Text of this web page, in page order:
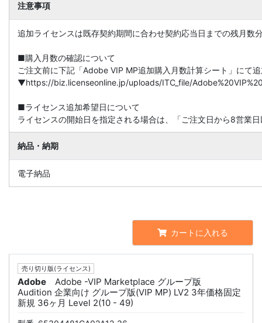
注意事項
追加ライセンスは既存契約期間に合わせ契約応当日までの残月数
■購入月数の確認について
ご注文前に下記「Adobe VIP MP追加購入月数計算シート」にて
▼https://biz.licenseonline.jp/uploads/ITC_file/
■ライセンス追加希望日について
ライセンスの開始日を指定される場合は、「ご注文日から8営業
納品・納期
電子納品
カートに入れる
売り切り版(ライセンス)
Adobe
Adobe -VIP Marketplace グループ版
Audition 企業向け グループ版(VIP MP) LV2 3年価格固定
新規 36ヶ月 Level 2(10 - 49)